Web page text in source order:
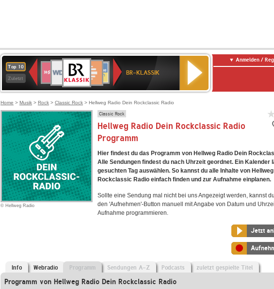
Top 10
Zuletzt
Deutschlandfunk
80er
90er
OLDIE
ANTENNE
4
BR-
KLASSIK
Deutschlandfunk
Kultur
ANTENNE
BAYERN
SWR
Kultur
NDR
2
BR-KLASSIK
Anmelden /
Home > Musik > Rock > Classic Rock > Hellweg Radio Dein Rockclassic Radio
© Hellweg Radio
Classic Rock
Hellweg Radio Dein Rockclassic Radio
Programm
Hier findest du das Programm von Hellweg Radio Dein
Alle Sendungen findest du nach Uhrzeit geordnet. Ein Kalender
gesuchten Tag auswählen. So kannst du alle Inhalte von
Rockclassic Radio einfach finden und zur Aufnahme einplanen.
Sollte eine Sendung mal nicht bei uns Angezeigt werden, kannst
den 'Aufnehmen'-Button manuell mit Angabe von Datum und
Aufnahme programmieren.
Jetzt
Info Webradio Programm Sendungen A-Z Podcasts zuletzt gespielte Titel
Programm von Hellweg Radio Dein Rockclassic Radio